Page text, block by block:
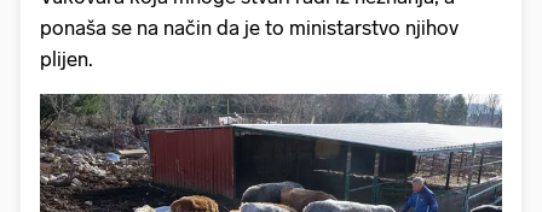
ponaša se na način da je to ministarstvo njihov
plijen.